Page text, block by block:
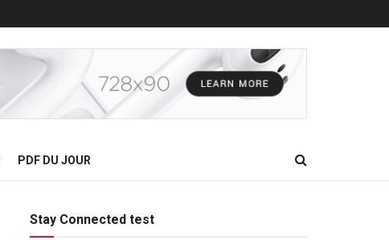
PDF DU JOUR
Stay Connected test